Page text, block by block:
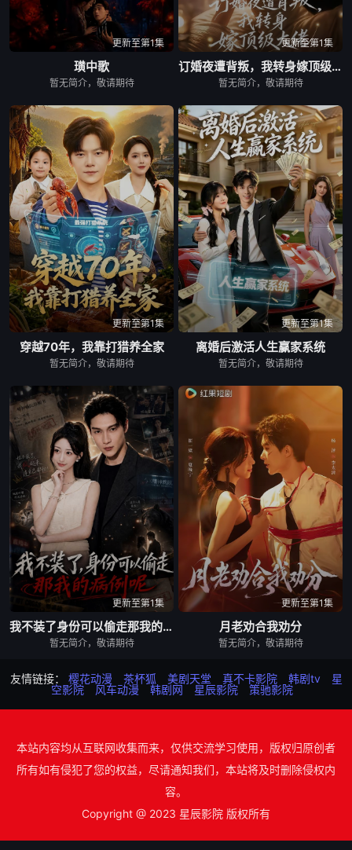
更新至第1集
璜中歌
暂无简介，敬请期待
更新至第1集
订婚夜遭背叛，我转身嫁顶级大佬
暂无简介，敬请期待
更新至第1集
穿越70年，我靠打猎养全家
暂无简介，敬请期待
更新至第1集
离婚后激活人生赢家系统
暂无简介，敬请期待
更新至第1集
我不装了身份可以偷走那我的病例呢
暂无简介，敬请期待
更新至第1集
月老劝合我劝分
暂无简介，敬请期待
友情链接： 樱花动漫 茶杯狐 美剧天堂 真不卡影院 韩剧tv
星
空影院
风车动漫 韩剧网 星辰影院 策驰影院
本站内容均从互联网收集而来，仅供交流学习使用，版权归原创者
所有如有侵犯了您的权益，尽请通知我们，本站将及时删除侵权内
容。
Copyright @ 2023 星辰影院 版权所有